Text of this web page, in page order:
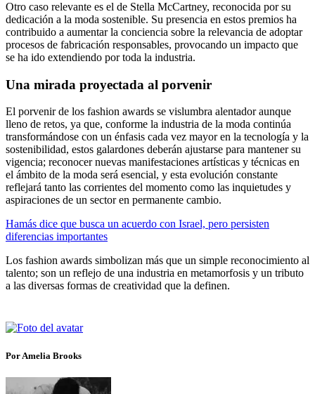
Otro caso relevante es el de Stella McCartney, reconocida por su
dedicación a la moda sostenible. Su presencia en estos premios ha
contribuido a aumentar la conciencia sobre la relevancia de adoptar
procesos de fabricación responsables, provocando un impacto que
se ha ido extendiendo por toda la industria.
Una mirada proyectada al porvenir
El porvenir de los fashion awards se vislumbra alentador aunque
lleno de retos, ya que, conforme la industria de la moda continúa
transformándose con un énfasis cada vez mayor en la tecnología y la
sostenibilidad, estos galardones deberán ajustarse para mantener su
vigencia; reconocer nuevas manifestaciones artísticas y técnicas en
el ámbito de la moda será esencial, y esta evolución constante
reflejará tanto las corrientes del momento como las inquietudes y
aspiraciones de un sector en permanente cambio.
Hamás dice que busca un acuerdo con Israel, pero persisten
diferencias importantes
Los fashion awards simbolizan más que un simple reconocimiento al
talento; son un reflejo de una industria en metamorfosis y un tributo
a las diversas formas de creatividad que la definen.
Por Amelia Brooks